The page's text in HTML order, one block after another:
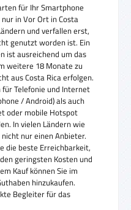
für Ihr Smartphone
in Vor Ort in Costa
und verfallen erst,
genutzt worden ist. Ein
ist ausreichend um das
weitere 18 Monate zu
aus Costa Rica erfolgen.
Telefonie und Internet
/ Android) als auch
oder mobile Hotspot
In vielen Ländern wie
nur einen Anbieter.
die beste Erreichbarkeit,
geringsten Kosten und
Kauf können Sie im
hinzukaufen.
Begleiter für das